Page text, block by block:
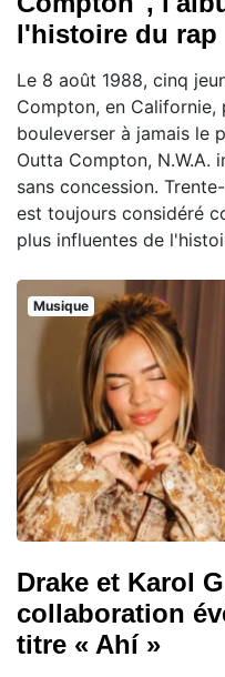
l'histoire du rap
Le 8 août 1988, cinq
Compton, en Californie,
bouleverser à jamais le
Outta Compton, N.W.A.
sans concession.
est toujours considéré
plus influentes de
Musique
Drake et Karol
collaboration
titre « Ahí »